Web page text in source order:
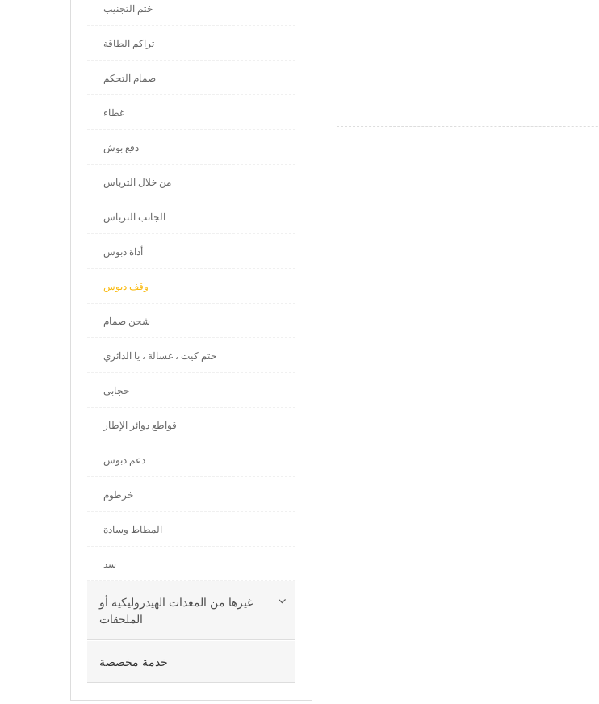
ختم التجنيب
تراكم الطاقة
صمام التحكم
غطاء
دفع بوش
من خلال الترباس
الجانب الترباس
أداة دبوس
وقف دبوس
شحن صمام
ختم كيت ، غسالة ، يا الدائري
حجابي
قواطع دوائر الإطار
دعم دبوس
خرطوم
المطاط وسادة
سد
غيرها من المعدات الهيدروليكية أو
الملحقات
خدمة مخصصة